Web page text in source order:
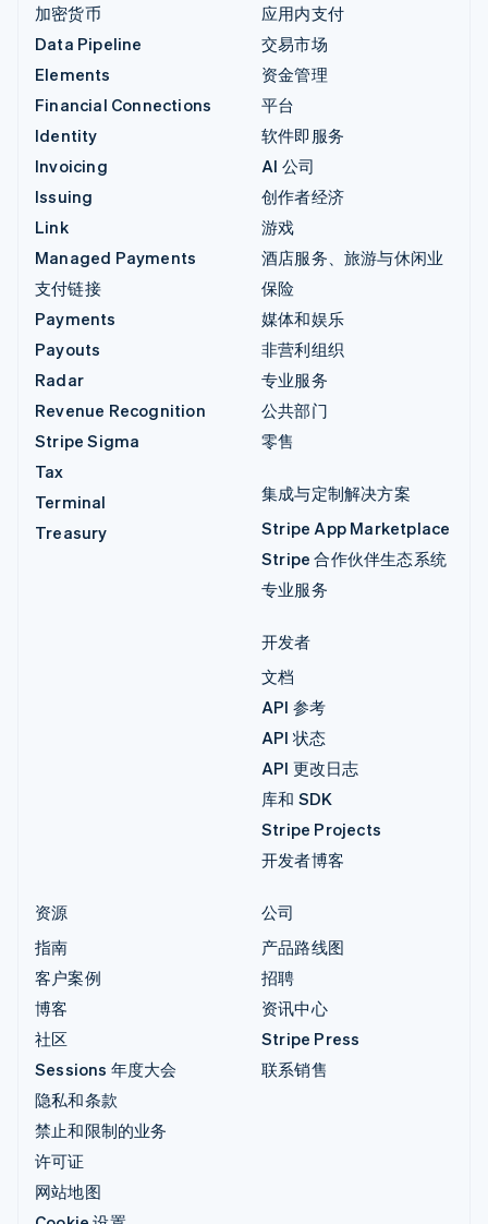
加密货币
Data Pipeline
Elements
Financial Connections
Identity
Invoicing
Issuing
Link
Managed Payments
支付链接
Payments
Payouts
Radar
Revenue Recognition
Stripe Sigma
Tax
Terminal
Treasury
应用内支付
交易市场
资金管理
平台
软件即服务
AI 公司
创作者经济
游戏
酒店服务、旅游与休闲业
保险
媒体和娱乐
非营利组织
专业服务
公共部门
零售
集成与定制解决方案
Stripe App Marketplace
Stripe 合作伙伴生态系统
专业服务
开发者
文档
API 参考
API 状态
API 更改日志
库和 SDK
Stripe Projects
开发者博客
资源
指南
客户案例
博客
社区
Sessions 年度大会
隐私和条款
禁止和限制的业务
许可证
网站地图
公司
产品路线图
招聘
资讯中心
Stripe Press
联系销售